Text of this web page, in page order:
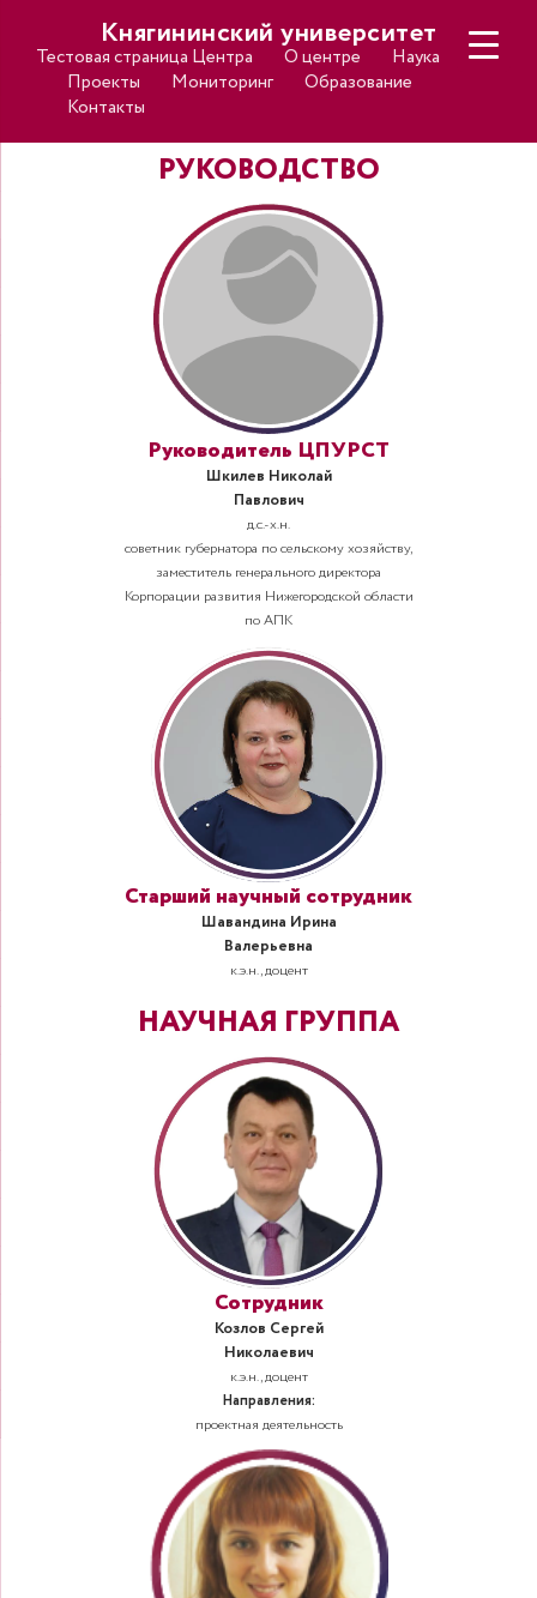
Княгининский университет
Тестовая страница Центра О центре
Наука
Проекты
Мониторинг
Образование
Контакты
РУКОВОДСТВО
Руководитель ЦПУРСТ
Шкилев Николай
Павлович
д.с.-х.н.
советник губернатора по сельскому хозяйству,
заместитель генерального директора
Корпорации развития Нижегородской области
по АПК
Старший научный сотрудник
Шавандина Ирина
Валерьевна
к.э.н., доцент
НАУЧНАЯ ГРУППА
Сотрудник
Козлов Сергей
Николаевич
к.э.н., доцент
Направления:
проектная деятельность